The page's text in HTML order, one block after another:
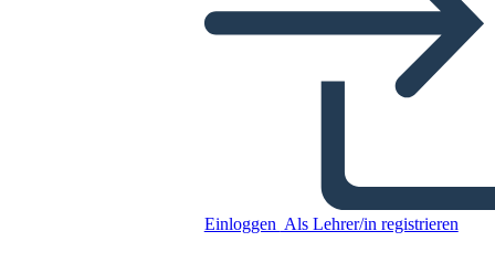
Einloggen Als Lehrer/in registrieren
Adressierung Schlechter
Softwarequalität